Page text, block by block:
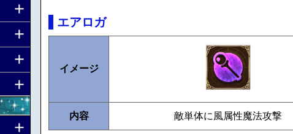
エアロガ
イメージ
内容 敵単体に風属性魔法攻撃